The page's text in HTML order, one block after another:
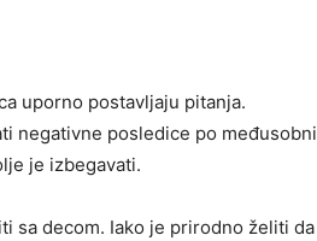
uporno postavljaju pitanja.
negativne posledice po međusobni
je izbegavati.
sa decom. Iako je prirodno želiti da